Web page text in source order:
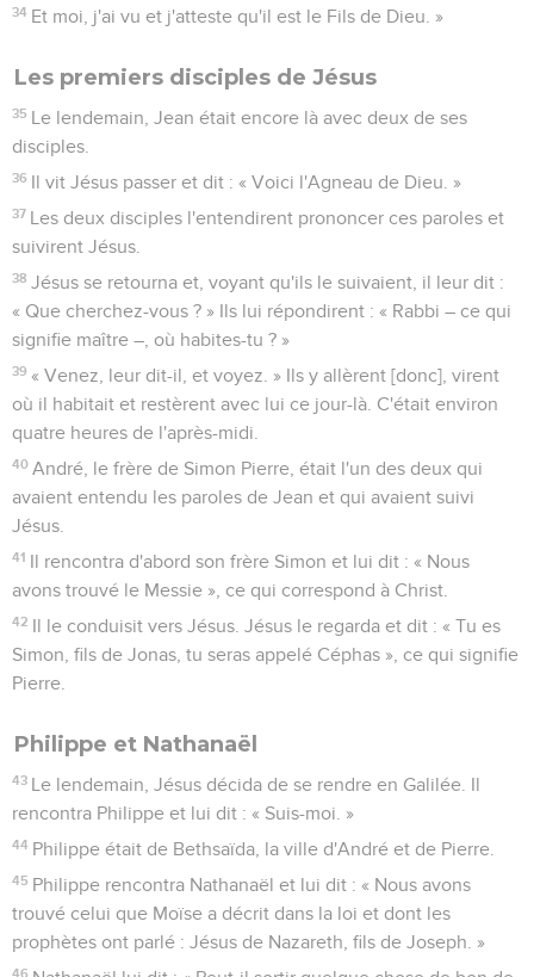
29 Le lendemain, il vit Jésus s’approcher de lui et dit : « Voici
30 C'est celui à propos duquel j'ai dit : ‘Après moi vient un
homme qui m'a précédé, car il existait avant moi.’
31 Pour ma part, je ne le connaissais pas, mais c'est afin de le
faire connaître à Israël que je suis venu baptiser d'eau. »
32 Jean rendit aussi ce témoignage : « J'ai vu l'Esprit
descendre du ciel comme une colombe et s'arrêter sur lui.
33 Je ne le connaissais pas, mais celui qui m'a envoyé
baptiser d'eau m'a dit : ‘Celui sur qui tu verras l'Esprit
descendre et s'arrêter, c'est lui qui baptise du Saint-Esprit.’
34 Et moi, j'ai vu et j'atteste qu'il est le Fils de Dieu. »
Les premiers disciples de Jésus
35 Le lendemain, Jean était encore là avec deux de ses
disciples.
Jésus se retourna et, voyant qu'ils le suivaient, il leur dit :
« Que cherchez-vous ? » Ils lui répondirent : « Rabbi – ce qui
« Venez, leur dit-il, et voyez. » Ils y allèrent [donc], virent
quatre heures de l'après-midi.
40
André, le frère de Simon Pierre, était l'un des deux qui
avaient entendu les paroles de Jean et qui avaient suivi
Jésus.
41 Il rencontra d'abord son frère Simon et lui dit : « Nous
avons trouvé le Messie », ce qui correspond à Christ.